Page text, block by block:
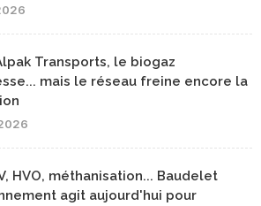
Transports, le biogaz
mais le réseau freine encore la
HVO, méthanisation... Baudelet
agit aujourd'hui pour